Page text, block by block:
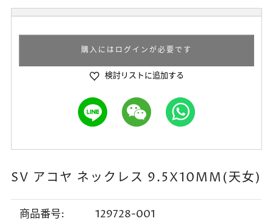
購入にはログインが必要です
検討リストに追加する
SV アコヤ ネックレス 9.5X10MM(天女)
商品番号: 129728-001